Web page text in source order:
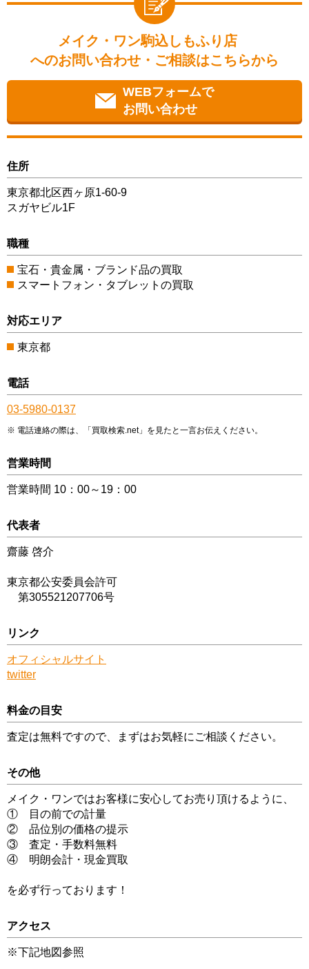
メイク・ワン駒込しもふり店
へのお問い合わせ・ご相談はこちらから
WEBフォームで
お問い合わせ
住所
東京都北区西ヶ原1-60-9
スガヤビル1F
職種
宝石・貴金属・ブランド品の買取
スマートフォン・タブレットの買取
対応エリア
東京都
電話
03-5980-0137
電話連絡の際は、「買取検索.net」を見たと一言お伝えください。
営業時間
営業時間 10：00～19：00
代表者
齋藤 啓介
東京都公安委員会許可
第305521207706号
リンク
オフィシャルサイト
twitter
料金の目安
査定は無料ですので、まずはお気軽にご相談ください。
その他
メイク・ワンではお客様に安心してお売り頂けるように、
① 目の前での計量
② 品位別の価格の提示
③ 査定・手数料無料
④ 明朗会計・現金買取
を必ず行っております！
アクセス
※下記地図参照